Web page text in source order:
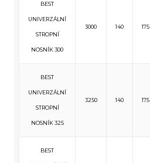
BEST
UNIVERZÁLNÍ
STROPNÍ
NOSNÍK 300
3000 140 175
BEST
UNIVERZÁLNÍ
STROPNÍ
NOSNÍK 325
3250 140 175
BEST